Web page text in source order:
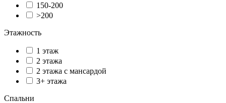
150-200
>200
Этажность
1 этаж
2 этажа
2 этажа с мансардой
3+ этажа
Спальни